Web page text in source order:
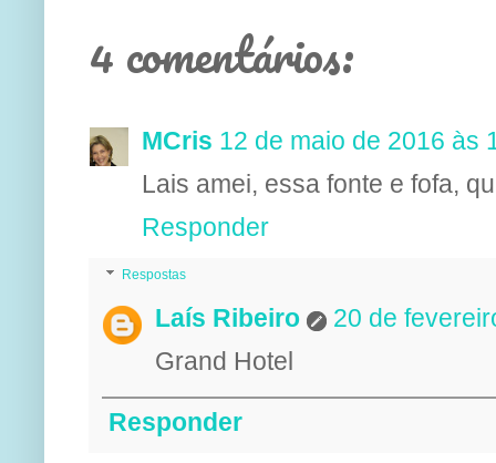
4 comentários:
MCris 12 de maio de 2016 às
Lais amei, essa fonte e fofa,
Responder
Respostas
Laís Ribeiro
20 de
Grand Hotel
Responder